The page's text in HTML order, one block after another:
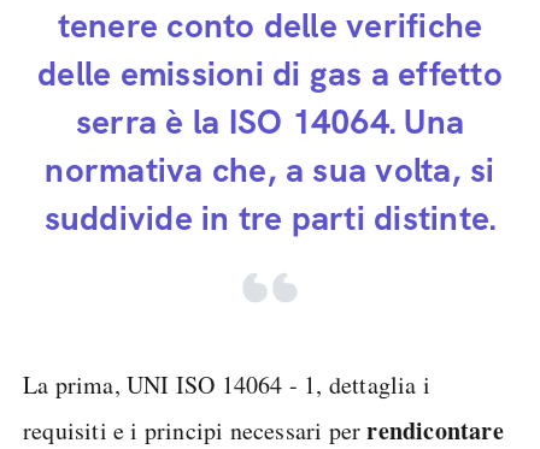
tenere conto delle verifiche
delle emissioni di gas a effetto
serra è la ISO 14064. Una
normativa che, a sua volta, si
suddivide in tre parti distinte.
La prima, UNI ISO 14064 - 1, dettaglia i
requisiti e i principi necessari perrendicontare